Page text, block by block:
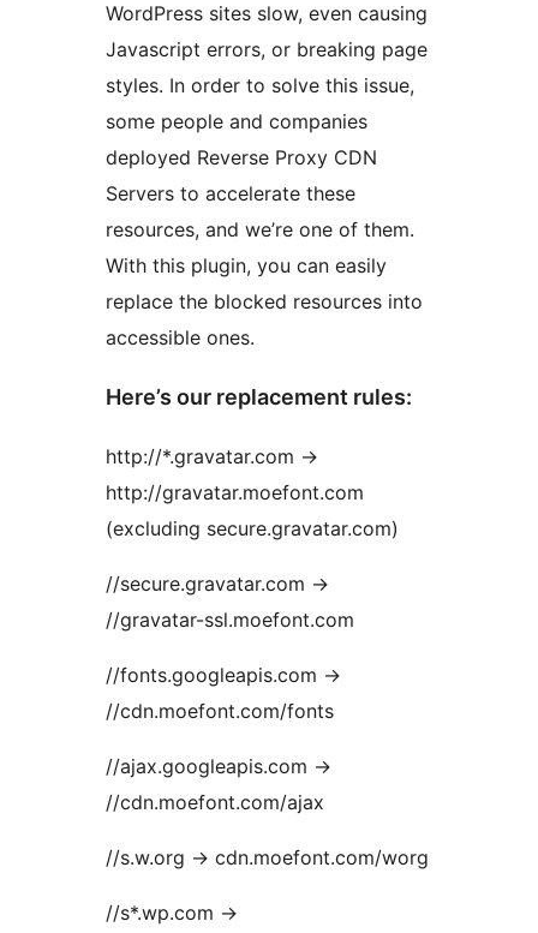
WordPress sites slow, even causing
Javascript errors, or breaking page
styles. In order to solve this issue,
some people and companies
deployed Reverse Proxy CDN
Servers to accelerate these
resources, and we’re one of them.
With this plugin, you can easily
replace the blocked resources into
accessible ones.
Here’s our replacement rules:
http://*.gravatar.com ->
http://gravatar.moefont.com
(excluding secure.gravatar.com)
//secure.gravatar.com ->
//gravatar-ssl.moefont.com
//fonts.googleapis.com ->
//cdn.moefont.com/fonts
//ajax.googleapis.com ->
//cdn.moefont.com/ajax
//s.w.org -> cdn.moefont.com/worg
//s*.wp.com ->